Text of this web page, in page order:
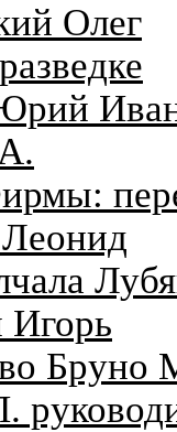
Олег
Игорь
Бруно